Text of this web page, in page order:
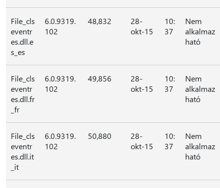
File_cls
eventr
es.dll.e
s_es
6.0.9319.
102
48,832
28-
okt-15
10:
37
Nem
alkalmaz
ható
File_cls
eventr
es.dll.fr
_fr
6.0.9319.
102
49,856
28-
okt-15
10:
37
Nem
alkalmaz
ható
File_cls
eventr
es.dll.it
_it
6.0.9319.
102
50,880
28-
okt-15
10:
37
Nem
alkalmaz
ható